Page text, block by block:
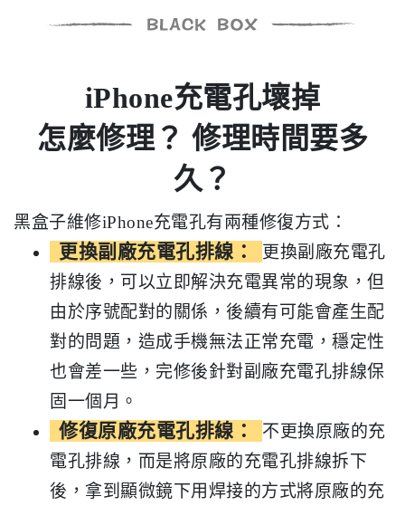
iPhone充電孔壞掉
怎麼修理？ 修理時間要多
久？
黑盒子維修iPhone充電孔有兩種修復方式：
更換副廠充電孔排線：
更換副廠充電孔
排線後，可以立即解決充電異常的現象，但
由於序號配對的關係，後續有可能會產生配
對的問題，造成手機無法正常充電，穩定性
也會差一些，完修後針對副廠充電孔排線保
固一個月。
修復原廠充電孔排線：
不更換原廠的充
電孔排線，而是將原廠的充電孔排線拆下
後，拿到顯微鏡下用焊接的方式將原廠的充